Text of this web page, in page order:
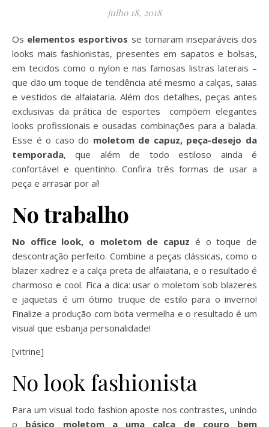
julho 18, 2018
Os elementos esportivos se tornaram inseparáveis dos
looks mais fashionistas, presentes em sapatos e bolsas,
em tecidos como o nylon e nas famosas listras laterais –
que dão um toque de tendência até mesmo a calças, saias
e vestidos de alfaiataria. Além dos detalhes, peças antes
exclusivas da prática de esportes compõem elegantes
looks profissionais e ousadas combinações para a balada.
Esse é o caso do moletom de capuz, peça-desejo da
temporada, que além de todo estiloso ainda é
confortável e quentinho. Confira três formas de usar a
peça e arrasar por aí!
No trabalho
No office look, o moletom de capuz é o toque de
descontração perfeito. Combine a peças clássicas, como o
blazer xadrez e a calça preta de alfaiataria, e o resultado é
charmoso e cool. Fica a dica: usar o moletom sob blazeres
e jaquetas é um ótimo truque de estilo para o inverno!
Finalize a produção com bota vermelha e o resultado é um
visual que esbanja personalidade!
[vitrine]
No look fashionista
Para um visual todo fashion aposte nos contrastes, unindo
o básico moletom a uma calça de couro bem